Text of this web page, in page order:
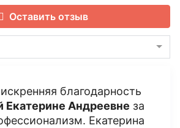
Оставить отзыв
благодарность
Екатерине Андреевне за
Екатерина